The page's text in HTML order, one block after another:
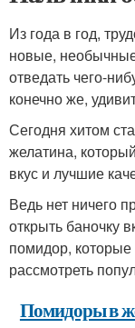
Из года в год,
новые,
отведать чего-
конечно же,
Сегодня хитом
желатина,
вкус и лучшие
Ведь нет ничего
открыть баночку
помидор,
рассмотреть
Помидоры в